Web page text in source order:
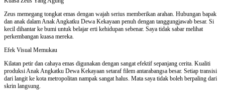
Zeus memegang tongkat emas dengan wajah serius memberikan arahan. Hubungan bapak
dan anak dalam Anak Angkatku Dewa Kekayaan penuh dengan tanggungjawab besar. Si
kecil dihantar ke bumi untuk belajar erti kehidupan sebenar. Saya tidak sabar melihat
perkembangan kuasa mereka.
Efek Visual Memukau
Kilatan petir dan cahaya emas digunakan dengan sangat efektif sepanjang cerita. Kualiti
produksi Anak Angkatku Dewa Kekayaan setaraf filem antarabangsa besar. Setiap transisi
dari langit ke kota metropolitan nampak sangat halus. Mata saya tidak boleh berpaling dari
skrin langsung.